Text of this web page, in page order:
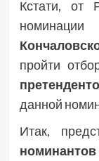
Кстати, от
номинации
пройти
данной
Итак,
номинантов